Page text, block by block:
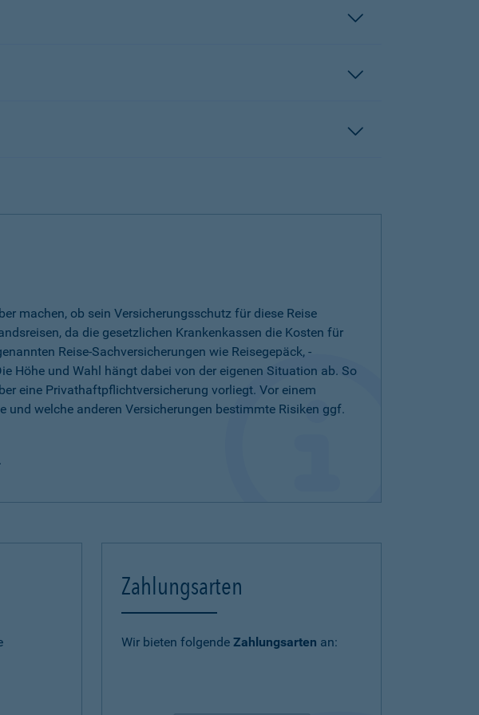
machen, ob sein Versicherungsschutz für diese Reise
da die gesetzlichen Krankenkassen die Kosten für
Reise-Sachversicherungen wie Reisegepäck, -
Höhe und Wahl hängt dabei von der eigenen Situation ab. So
eine Privathaftpflichtversicherung vorliegt. Vor einem
welche anderen Versicherungen bestimmte Risiken ggf.
.
Zahlungsarten
Wir bieten folgendeZahlungsarten an: